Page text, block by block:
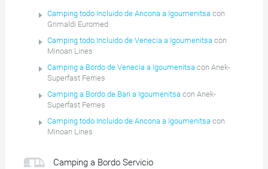
Camping todo Incluido de Ancona a Igoumenitsa con
Grimaldi Euromed
Camping todo Incluido de Venecia a Igoumenitsa con
Minoan Lines
Camping a Bordo de Venecia a Igoumenitsa con Anek-
Superfast Ferries
Camping a Bordo de Bari a Igoumenitsa con Anek-
Superfast Ferries
Camping todo Incluido de Ancona a Igoumenitsa con
Minoan Lines
Camping a Bordo Servicio